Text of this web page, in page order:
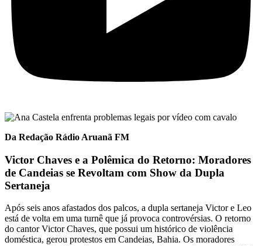
Da Redação Rádio Aruanã FM
Victor Chaves e a Polêmica do Retorno: Moradores
de Candeias se Revoltam com Show da Dupla
Sertaneja
Após seis anos afastados dos palcos, a dupla sertaneja Victor e Leo
está de volta em uma turnê que já provoca controvérsias. O retorno
do cantor Victor Chaves, que possui um histórico de violência
doméstica, gerou protestos em Candeias, Bahia. Os moradores